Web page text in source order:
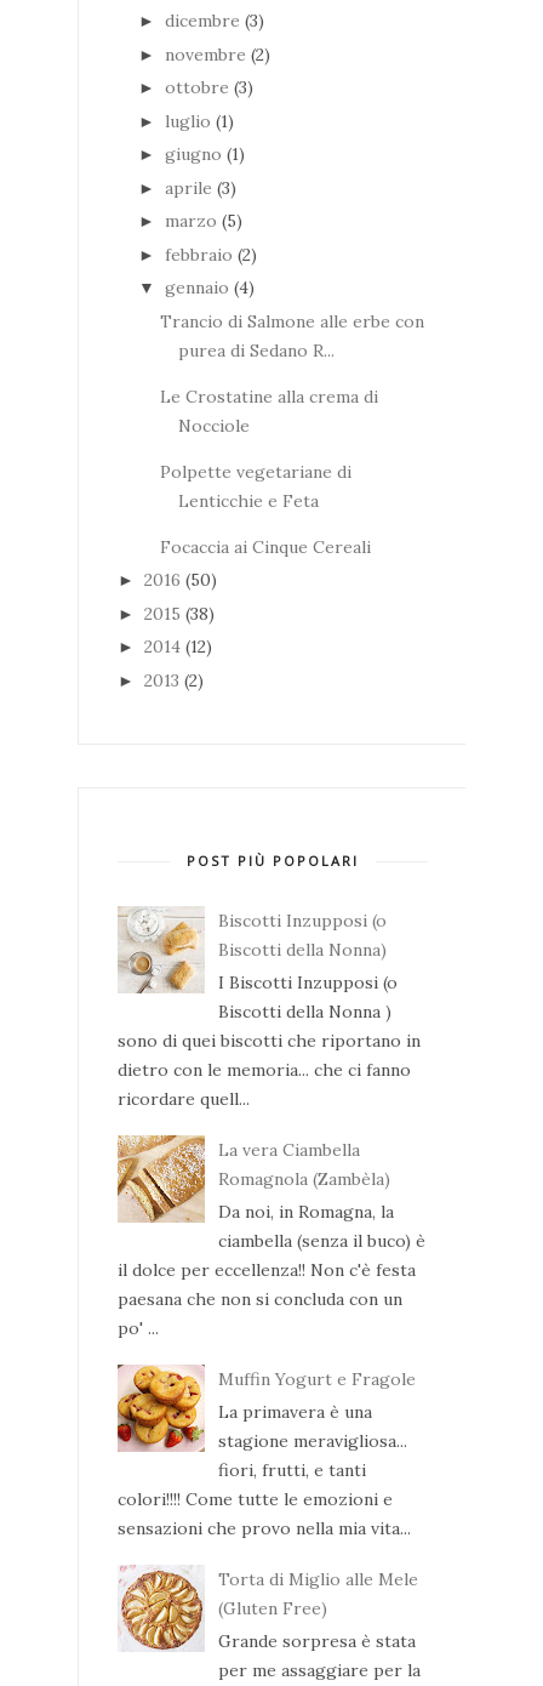
► dicembre (3)
► novembre (2)
► ottobre (3)
► luglio (1)
► giugno (1)
► aprile (3)
► marzo (5)
► febbraio (2)
▼ gennaio (4)
Trancio di Salmone alle erbe con
purea di Sedano R...
Le Crostatine alla crema di
Nocciole
Polpette vegetariane di
Lenticchie e Feta
Focaccia ai Cinque Cereali
► 2016 (50)
► 2015 (38)
► 2014 (12)
► 2013 (2)
POST PIÙ POPOLARI
Biscotti Inzupposi (o
Biscotti della Nonna)
I Biscotti Inzupposi (o
Biscotti della Nonna )
sono di quei biscotti che riportano in
dietro con le memoria... che ci fanno
ricordare quell...
La vera Ciambella
Romagnola (Zambèla)
Da noi, in Romagna, la
ciambella (senza il buco) è
il dolce per eccellenza!! Non c'è festa
paesana che non si concluda con un
po' ...
Muffin Yogurt e Fragole
La primavera è una
stagione meravigliosa...
fiori, frutti, e tanti
colori!!!! Come tutte le emozioni e
sensazioni che provo nella mia vita...
Torta di Miglio alle Mele
(Gluten Free)
Grande sorpresa è stata
per me assaggiare per la